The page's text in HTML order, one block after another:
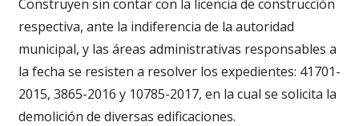
Construyen sin contar con la licencia de construcción
respectiva, ante la indiferencia de la autoridad
municipal, y las áreas administrativas responsables a
la fecha se resisten a resolver los expedientes: 41701-
2015, 3865-2016 y 10785-2017, en la cual se solicita la
demolición de diversas edificaciones.